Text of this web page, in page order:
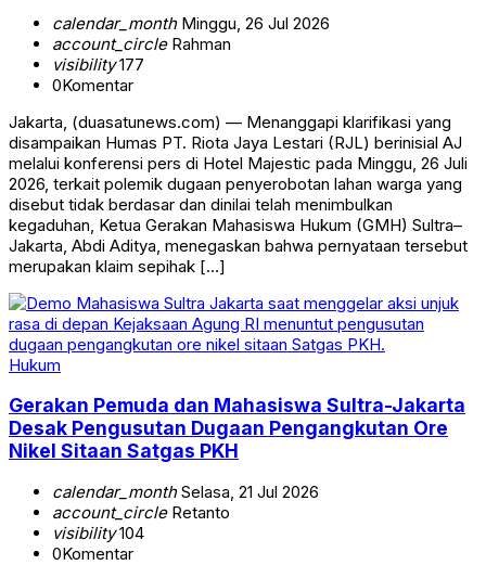
calendar_monthMinggu, 26 Jul 2026
account_circleRahman
visibility177
0Komentar
Jakarta, (duasatunews.com) — Menanggapi klarifikasi yang
disampaikan Humas PT. Riota Jaya Lestari (RJL) berinisial AJ
melalui konferensi pers di Hotel Majestic pada Minggu, 26 Juli
2026, terkait polemik dugaan penyerobotan lahan warga yang
disebut tidak berdasar dan dinilai telah menimbulkan
kegaduhan, Ketua Gerakan Mahasiswa Hukum (GMH) Sultra–
Jakarta, Abdi Aditya, menegaskan bahwa pernyataan tersebut
merupakan klaim sepihak […]
Hukum
Gerakan Pemuda dan Mahasiswa Sultra-Jakarta
Desak Pengusutan Dugaan Pengangkutan Ore
Nikel Sitaan Satgas PKH
calendar_monthSelasa, 21 Jul 2026
account_circleRetanto
visibility104
0Komentar